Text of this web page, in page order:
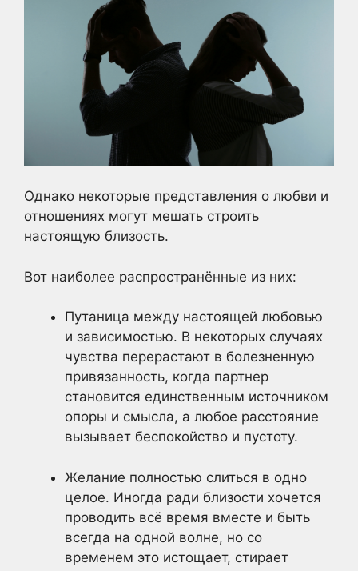
Однако некоторые представления о любви и
отношениях могут мешать строить
настоящую близость.
Вот наиболее распространённые из них:
Путаница между настоящей любовью
и зависимостью. В некоторых случаях
чувства перерастают в болезненную
привязанность, когда партнер
становится единственным источником
опоры и смысла, а любое расстояние
вызывает беспокойство и пустоту.
Желание полностью слиться в одно
целое. Иногда ради близости хочется
проводить всё время вместе и быть
всегда на одной волне, но со
временем это истощает, стирает